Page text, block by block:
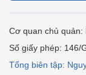
Cơ quan chủ quản:
Số giấy phép: 146/
Tổng biên tập: